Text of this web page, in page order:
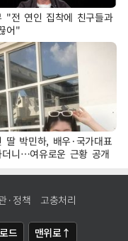
"전 연인 집착에 친구들과
어"
딸 박민하, 배우·국가대표
더니…여유로운 근황 공개
·정책 고충처리
드 맨위로↑